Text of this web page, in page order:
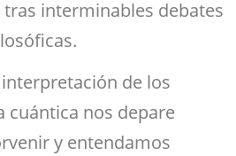
interminables debates
de los
cuántica nos depare
y entendamos